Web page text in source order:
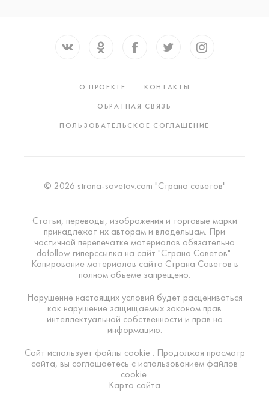
О ПРОЕКТЕ
КОНТАКТЫ
ОБРАТНАЯ СВЯЗЬ
ПОЛЬЗОВАТЕЛЬСКОЕ СОГЛАШЕНИЕ
© 2026 strana-sovetov.com "Страна советов"
Статьи, переводы, изображения и торговые марки
принадлежат их авторам и владельцам. При
частичной перепечатке материалов обязательна
dofollow гиперссылка на сайт "Страна Советов".
Копирование материалов сайта Страна Советов в
полном объеме запрещено.
Нарушение настоящих условий будет расцениваться
как нарушение защищаемых законом прав
интеллектуальной собственности и прав на
информацию.
Сайт использует файлы cookie . Продолжая просмотр
сайта, вы соглашаетесь с использованием файлов
cookie.
Карта сайта